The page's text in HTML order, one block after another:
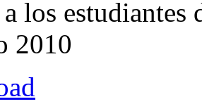
los
2010